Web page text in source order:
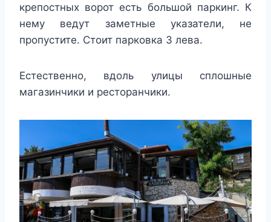
крепостных ворот есть большой паркинг. К
нему ведут заметные указатели, не
пропустите. Стоит парковка 3 лева.
Естественно, вдоль улицы сплошные
магазинчики и ресторанчики.